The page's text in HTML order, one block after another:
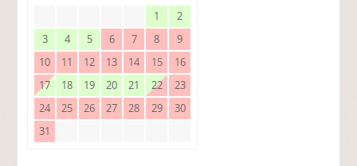
1
2
3
4 5 6 7 8
9
10
11 12 13 14 15
16
17
18 19 20 21 22
23
24
25 26 27 28 29
30
31